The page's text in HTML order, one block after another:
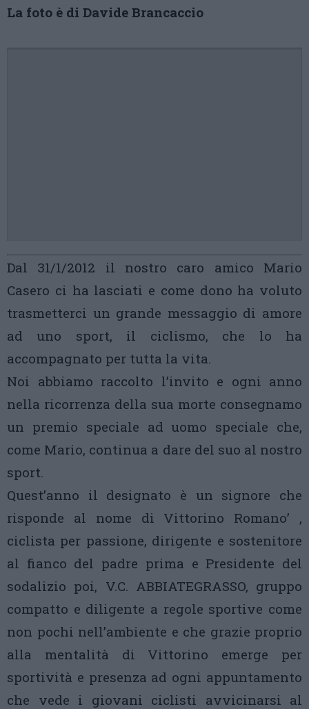
La foto è di Davide Brancaccio
Dal 31/1/2012 il nostro caro amico Mario
Casero ci ha lasciati e come dono ha voluto
trasmetterci un grande messaggio di amore
ad uno sport, il ciclismo, che lo ha
accompagnato per tutta la vita.
Noi abbiamo raccolto l’invito e ogni anno
nella ricorrenza della sua morte consegnamo
un premio speciale ad uomo speciale che,
come Mario, continua a dare del suo al nostro
sport.
Quest’anno il designato è un signore che
risponde al nome di Vittorino Romano’ ,
ciclista per passione, dirigente e sostenitore
al fianco del padre prima e Presidente del
sodalizio poi, V.C. ABBIATEGRASSO, gruppo
compatto e diligente a regole sportive come
non pochi nell’ambiente e che grazie proprio
alla mentalità di Vittorino emerge per
sportività e presenza ad ogni appuntamento
che vede i giovani ciclisti avvicinarsi al